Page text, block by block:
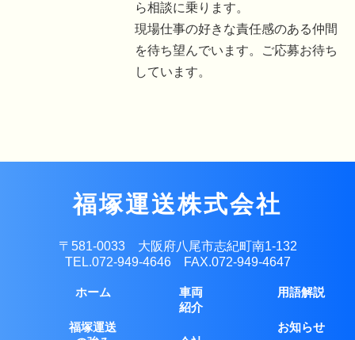
ら相談に乗ります。
現場仕事の好きな責任感のある仲間
を待ち望んでいます。ご応募お待ち
しています。
福塚運送株式会社
〒581-0033 大阪府八尾市志紀町南1-132
TEL.072-949-4646FAX.072-949-4647
ホーム
福塚運送
車両
紹介
用語解説
お知らせ